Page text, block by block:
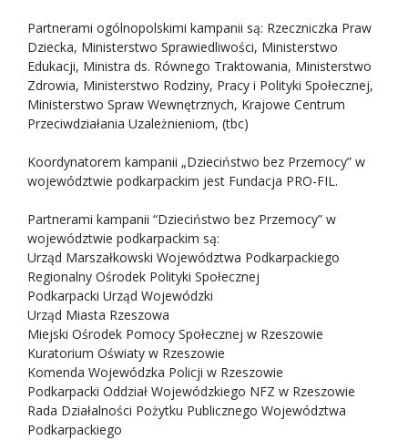
Partnerami ogólnopolskimi kampanii są: Rzeczniczka Praw
Dziecka, Ministerstwo Sprawiedliwości, Ministerstwo
Edukacji, Ministra ds. Równego Traktowania, Ministerstwo
Zdrowia, Ministerstwo Rodziny, Pracy i Polityki Społecznej,
Ministerstwo Spraw Wewnętrznych, Krajowe Centrum
Przeciwdziałania Uzależnieniom, (tbc)
Koordynatorem kampanii „Dzieciństwo bez Przemocy” w
województwie podkarpackim jest Fundacja PRO-FIL.
Partnerami kampanii “Dzieciństwo bez Przemocy” w
województwie podkarpackim są:
Urząd Marszałkowski Województwa Podkarpackiego
Regionalny Ośrodek Polityki Społecznej
Podkarpacki Urząd Wojewódzki
Urząd Miasta Rzeszowa
Miejski Ośrodek Pomocy Społecznej w Rzeszowie
Kuratorium Oświaty w Rzeszowie
Komenda Wojewódzka Policji w Rzeszowie
Podkarpacki Oddział Wojewódzkiego NFZ w Rzeszowie
Rada Działalności Pożytku Publicznego Województwa
Podkarpackiego